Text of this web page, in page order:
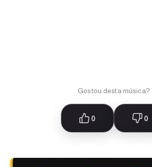
Gostou desta música?
0 0